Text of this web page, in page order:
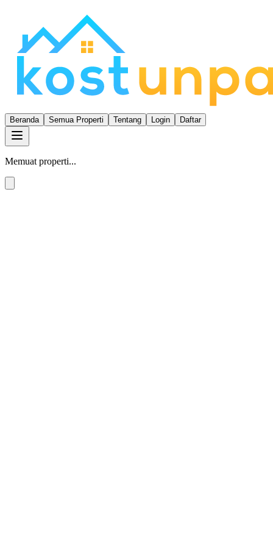
Beranda Semua Properti Tentang Login Daftar
Memuat properti...